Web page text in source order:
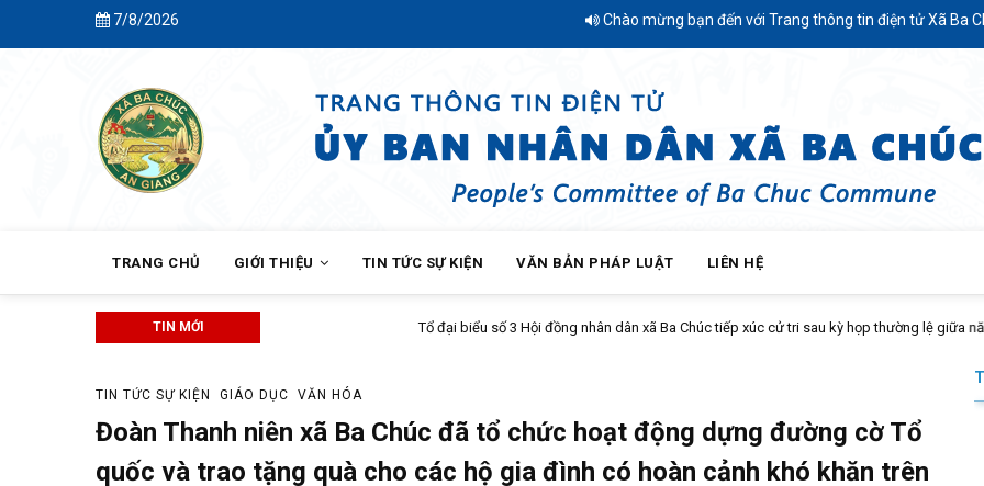
7/8/2026 Chào mừng bạn đến với Trang thông tin điện tử Xã Ba Chúc - Tỉnh An
NAVIGATION
TRANG CHỦ GIỚI THIỆU TIN TỨC SỰ KIỆN VĂN BẢN PHÁP LUẬT LIÊN HỆ
TIN MỚI Tổ đại biểu số 3 Hội đồng nhân dân xã Ba Chúc tiếp xúc cử tri sau kỳ họp thường lệ giữa năm 2026
TIN TỨC SỰ KIỆN GIÁO DỤC VĂN HÓA
Đoàn Thanh niên xã Ba Chúc đã tổ chức hoạt động dựng đường cờ Tổ
quốc và trao tặng quà cho các hộ gia đình có hoàn cảnh khó khăn trên